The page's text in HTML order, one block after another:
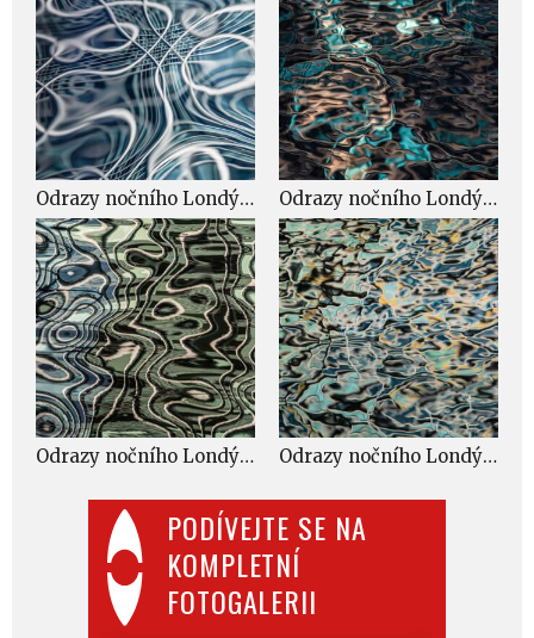
PODÍVEJTE SE NA
KOMPLETNÍ
FOTOGALERII
Odrazy nočního Londýna. Odrazy nočního Londýna.
Odrazy nočního Londýna. Odrazy nočního Londýna.